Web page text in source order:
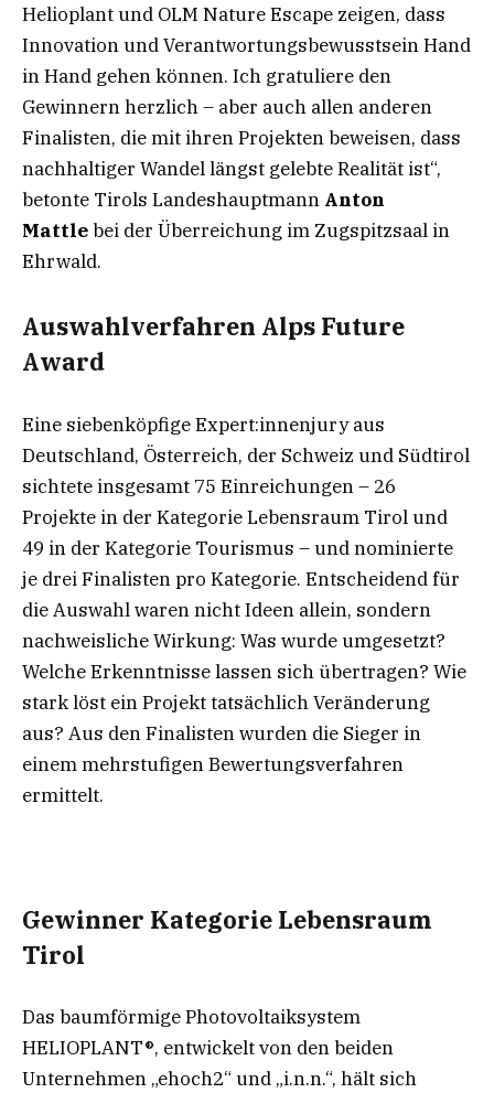
Helioplant und OLM Nature Escape zeigen, dass
Innovation und Verantwortungsbewusstsein Hand
in Hand gehen können. Ich gratuliere den
Gewinnern herzlich – aber auch allen anderen
Finalisten, die mit ihren Projekten beweisen, dass
nachhaltiger Wandel längst gelebte Realität ist“,
betonte Tirols Landeshauptmann Anton
Mattlebei der Überreichung im Zugspitzsaal in
Ehrwald.
Auswahlverfahren Alps Future
Award
Eine siebenköpfige Expert:innenjury aus
Deutschland, Österreich, der Schweiz und Südtirol
sichtete insgesamt 75 Einreichungen – 26
Projekte in der Kategorie Lebensraum Tirol und
49 in der Kategorie Tourismus – und nominierte
je drei Finalisten pro Kategorie. Entscheidend für
die Auswahl waren nicht Ideen allein, sondern
nachweisliche Wirkung: Was wurde umgesetzt?
Welche Erkenntnisse lassen sich übertragen? Wie
stark löst ein Projekt tatsächlich Veränderung
aus? Aus den Finalisten wurden die Sieger in
einem mehrstufigen Bewertungsverfahren
ermittelt.
Gewinner Kategorie Lebensraum
Tirol
Das baumförmige Photovoltaiksystem
HELIOPLANT®, entwickelt von den beiden
Unternehmen „ehoch2“ und „i.n.n.“, hält sich